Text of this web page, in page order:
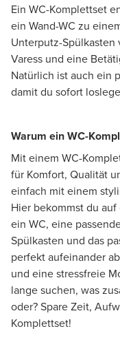
Ein WC-Komplettset
ein Wand-WC zu
Unterputz-Spülkasten
Varess und eine
Natürlich ist auch ein
damit du sofort
Warum ein WC-
Mit einem WC-
für Komfort, Qualität
einfach mit einem
Hier bekommst du
ein WC, eine
Spülkasten und das
perfekt aufeinander
und eine stressfreie
lange suchen, was
oder? Spare Zeit,
Komplettset!